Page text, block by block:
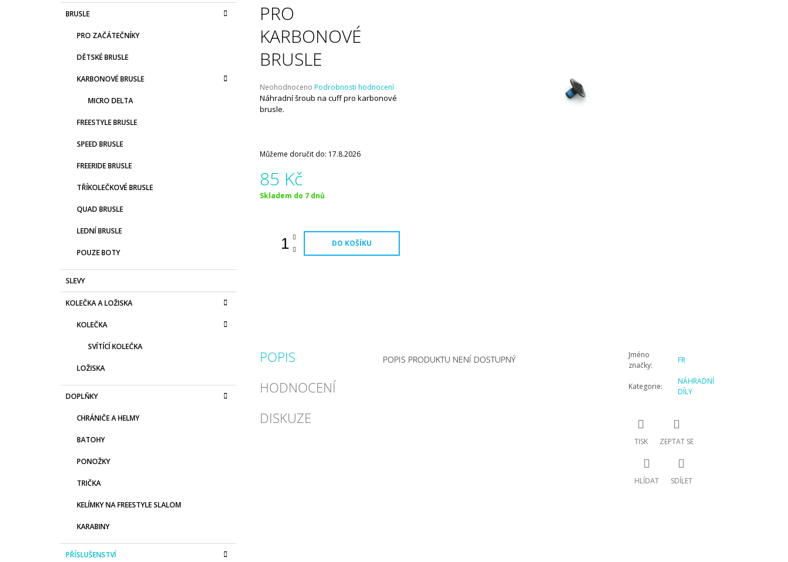
kategorie
K
ABRUSLE
PRO ZAČÁTEČNÍKY
DĚTSKÉ BRUSLE
KARBONOVÉ BRUSLE
MICRO DELTA
FREESTYLE BRUSLE
SPEED BRUSLE
FREERIDE BRUSLE
TŘÍKOLEČKOVÉ BRUSLE
QUAD BRUSLE
LEDNÍ BRUSLE
POUZE BOTY
SLEVY
KOLEČKA A LOŽISKA
KOLEČKA
SVÍTÍCÍ KOLEČKA
LOŽISKA
DOPLŇKY
CHRÁNIČE A HELMY
BATOHY
PONOŽKY
TRIČKA
KELÍMKY NA FREESTYLE SLALOM
KARABINY
PŘÍSLUŠENSTVÍ
PRO
KARBONOVÉ
BRUSLE
Průměrné
hodnocení
produktu
5
Neohodnoceno Podrobnosti hodnocení
Náhradní šroub na cuff pro karbonové
brusle.
Můžeme doručit do: 17.8.2026
85 Kč
Měrná
Skladem do 7 dnů
DO KOŠÍKU
POPIS
HODNOCENÍ
DISKUZE
POPIS PRODUKTU NENÍ DOSTUPNÝ
Jméno
značky:
FR
Kategorie:
NÁHRADNÍ
DÍLY
TISK ZEPTAT SE
HLÍDAT SDÍLET